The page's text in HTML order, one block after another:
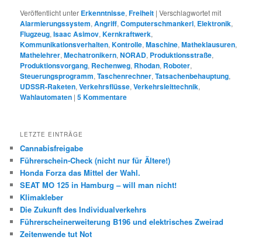
Veröffentlicht unter Erkenntnisse,Freiheit |Verschlagwortet mit
Alarmierungssystem,Angriff,Computerschmankerl, Elektronik,
Flugzeug,Isaac Asimov,Kernkraftwerk,
Kommunikationsverhalten,Kontrolle,Maschine,Matheklausuren,
Mathelehrer,Mechatronikern,NORAD, Produktionsstraße,
Produktionsvorgang, Rechenweg, Rhodan, Roboter,
Steuerungsprogramm,Taschenrechner,Tatsachenbehauptung,
UDSSR-Raketen,Verkehrsflüsse,Verkehrsleittechnik,
Wahlautomaten |5Kommentare
LETZTE EINTRÄGE
Cannabisfreigabe
Führerschein-Check (nicht nur für Ältere!)
Honda Forza das Mittel der Wahl.
SEAT MO 125 in Hamburg – will man nicht!
Klimakleber
Die Zukunft des Individualverkehrs
Führerscheinerweiterung B196 und elektrisches Zweirad
Zeitenwende tut Not